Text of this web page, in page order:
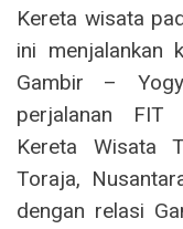
Kereta wisata
ini menjalankan
Gambir –
perjalanan FIT
Kereta Wisata
Toraja,
dengan relasi